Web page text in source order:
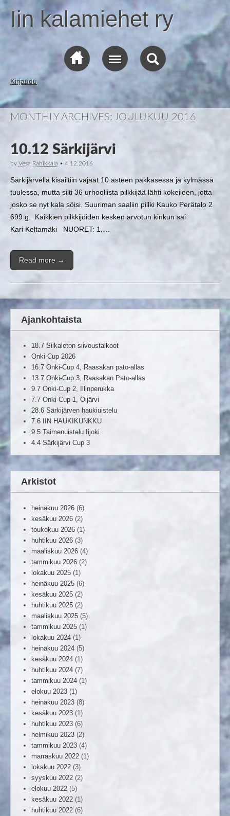
Iin kalamiehet ry
Kirjaudu
MONTHLY ARCHIVES: JOULUKUU 2016
10.12 Särkijärvi
by Vesa Rahikkala • 4.12.2016
Särkijärvellä kisailtiin vajaat 10 asteen pakkasessa ja kylmässä
tuulessa, mutta silti 36 urhoollista pilkkijää lähti kokeileen, jotta
josko se nyt kala söisi. Suuriman saaliin pillki Kauko Perätalo 2
699 g. Kaikkien pilkkijöiden kesken arvotun kinkun sai
Kari Keltamäki NUORET: 1.…
Read more →
Ajankohtaista
18.7 Siikaleton siivoustalkoot
Onki-Cup 2026
16.7 Onki-Cup 4, Raasakan pato-allas
13.7 Onki-Cup 3, Raasakan Pato-allas
9.7 Onki-Cup 2, Illinperukka
7.7 Onki-Cup 1, Oijärvi
28.6 Särkijärven haukiuistelu
7.6 IIN HAUKIKUNKKU
9.5 Taimenuistelu Iijoki
4.4 Särkijärvi Cup 3
Arkistot
heinäkuu 2026 (6)
kesäkuu 2026 (2)
toukokuu 2026 (1)
huhtikuu 2026 (3)
maaliskuu 2026 (4)
tammikuu 2026 (2)
lokakuu 2025 (1)
heinäkuu 2025 (6)
kesäkuu 2025 (2)
huhtikuu 2025 (2)
maaliskuu 2025 (5)
tammikuu 2025 (1)
lokakuu 2024 (1)
heinäkuu 2024 (5)
kesäkuu 2024 (1)
huhtikuu 2024 (7)
tammikuu 2024 (1)
elokuu 2023 (1)
heinäkuu 2023 (8)
kesäkuu 2023 (1)
huhtikuu 2023 (6)
helmikuu 2023 (2)
tammikuu 2023 (4)
marraskuu 2022 (1)
lokakuu 2022 (3)
syyskuu 2022 (2)
elokuu 2022 (5)
kesäkuu 2022 (1)
huhtikuu 2022 (6)